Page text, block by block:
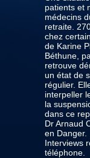
patients et
médecins
retraite.
chez
de Karine
Béthune,
retrouve
un état de
régulier.
interpeller
la
dans ce
Dr Arnaud
en Danger.
Interviews
téléphone.